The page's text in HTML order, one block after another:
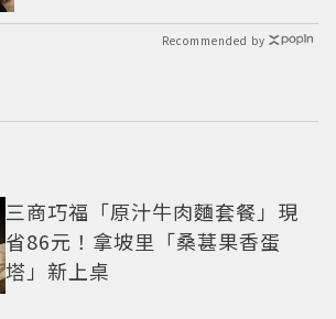
Recommended by
三商巧福「原汁牛肉麵套餐」現
省86元！拿坡里「桑葚果香蛋
塔」新上桌